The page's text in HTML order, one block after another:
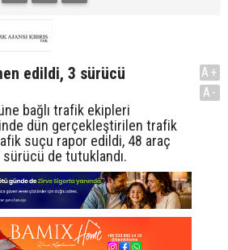
edildi, 3 sürücü
bağlı trafik ekipleri
dün gerçekleştirilen trafik
suçu rapor edildi, 48 araç
de tutuklandı.
A+
A-